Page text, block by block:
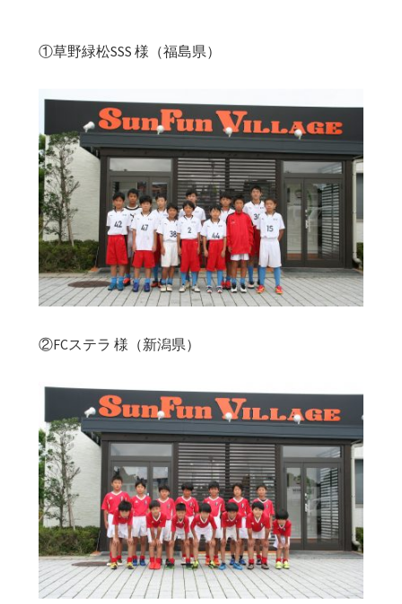
①草野緑松SSS 様（福島県）
②FCステラ 様（新潟県）